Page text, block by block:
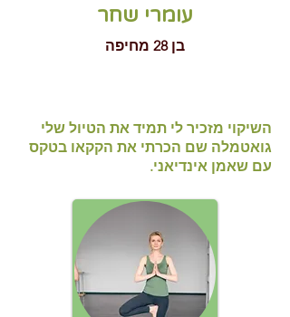
עומרי שחר
בן 28 מחיפה
השיקוי מזכיר לי תמיד את הטיול שלי
גואטמלה שם הכרתי את הקקאו בטקס
עם שאמן אינדיאני.